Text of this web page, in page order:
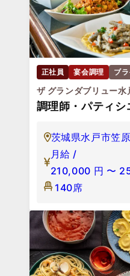
正社員 宴会調理 ブ
ザ グランダブリュー水
調理師・パティシ
茨城県水戸市笠
月給 /
210,000 円 〜
140席